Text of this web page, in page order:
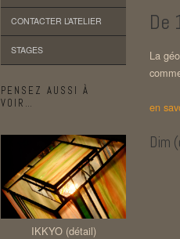
CONTACTER L’ATELIER
STAGES
PENSEZ AUSSI À
VOIR…
IKKYO (détail)
De
La
en
Dim